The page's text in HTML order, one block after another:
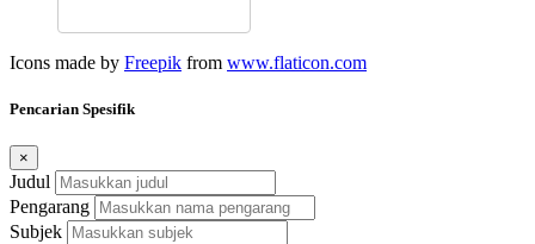
Icons made by Freepik from www.flaticon.com
Pencarian Spesifik
×
Judul
Pengarang
Subjek